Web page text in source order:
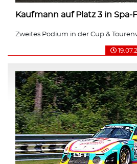
Kaufmann auf Platz 3 in Spa-
Zweites Podium in der Cup &